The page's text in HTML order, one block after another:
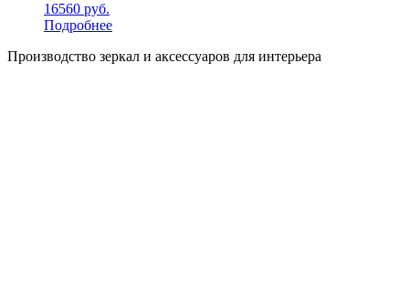
16560 руб.
Подробнее
Производство зеркал и аксессуаров для интерьера